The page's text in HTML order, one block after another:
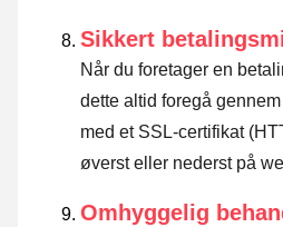
Sikkert
Når du foretager en
dette altid foregå
med et SSL-certifikat
øverst eller nederst på
Omhyggelig